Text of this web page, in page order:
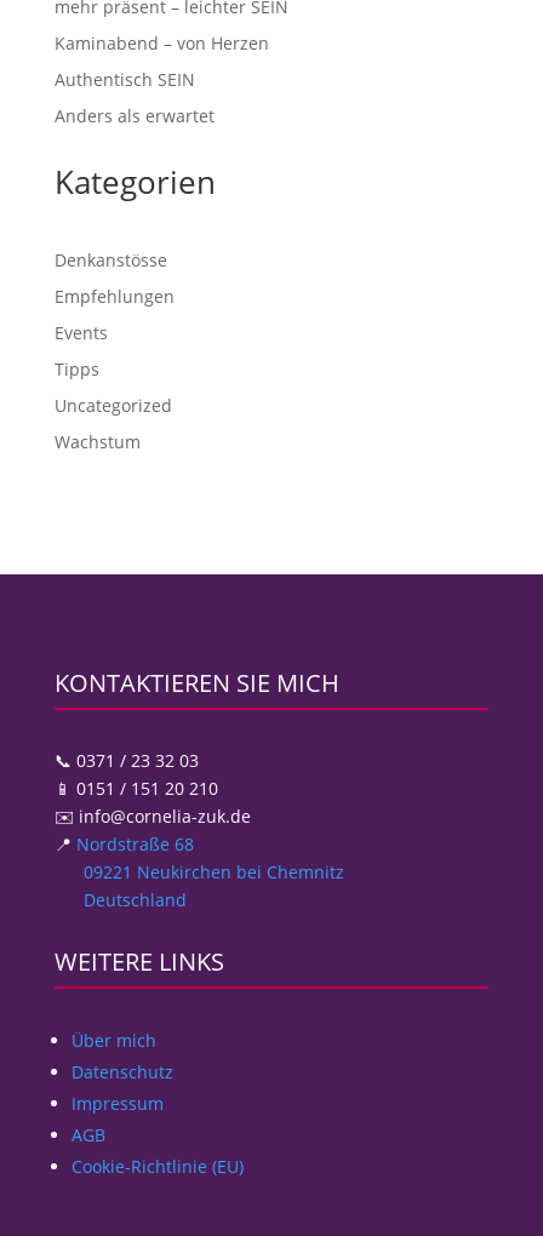
mehr präsent – leichter SEIN
Kaminabend – von Herzen
Authentisch SEIN
Anders als erwartet
Kategorien
Denkanstösse
Empfehlungen
Events
Tipps
Uncategorized
Wachstum
KONTAKTIEREN SIE MICH
📞 0371 / 23 32 03
📱 0151 / 151 20 210
✉️ info@cornelia-zuk.de
📍 Nordstraße 68
09221 Neukirchen bei Chemnitz
Deutschland
WEITERE LINKS
Über mich
Datenschutz
Impressum
AGB
Cookie-Richtlinie (EU)